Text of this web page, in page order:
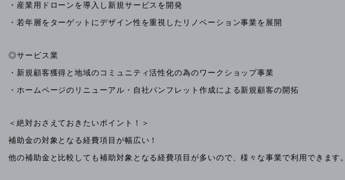
・産業用ドローンを導入し新規サービスを開発
・若年層をターゲットにデザイン性を重視したリノベーション事業を展開
◎サービス業
・新規顧客獲得と地域のコミュニティ活性化の為のワークショップ事業
・ホームページのリニューアル・自社パンフレット作成による新規顧客の開拓
＜絶対おさえておきたいポイント！＞
補助金の対象となる経費項目が幅広い！
他の補助金と比較しても補助対象となる経費項目が多いので、様々な事業で利用できます。